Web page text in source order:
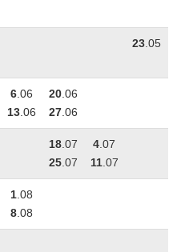
23.05
6.06
13.06
20.06
27.06
18.07
25.07
4 .07
11.07
1.08
8.08